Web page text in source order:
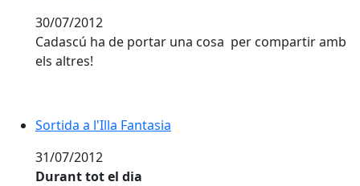
30/07/2012
Cadascú ha de portar una cosa per compartir amb
els altres!
Sortida a l'Illa Fantasia
31/07/2012
Durant tot el dia